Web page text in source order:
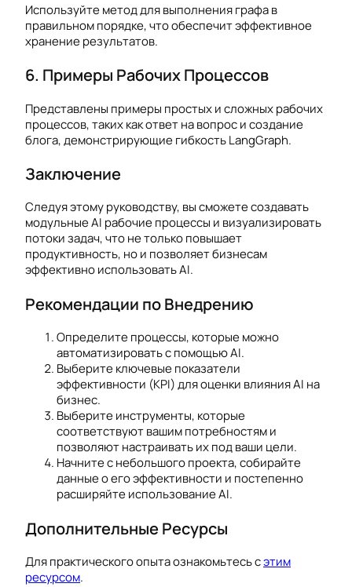
Используйте метод для выполнения графа в
правильном порядке, что обеспечит эффективное
хранение результатов.
6. Примеры Рабочих Процессов
Представлены примеры простых и сложных рабочих
процессов, таких как ответ на вопрос и создание
блога, демонстрирующие гибкость LangGraph.
Заключение
Следуя этому руководству, вы сможете создавать
модульные AI рабочие процессы и визуализировать
потоки задач, что не только повышает
продуктивность, но и позволяет бизнесам
эффективно использовать AI.
Рекомендации по Внедрению
Определите процессы, которые можно
автоматизировать с помощью AI.
Выберите ключевые показатели
эффективности (KPI) для оценки влияния AI на
бизнес.
Выберите инструменты, которые
соответствуют вашим потребностям и
позволяют настраивать их под ваши цели.
Начните с небольшого проекта, собирайте
данные о его эффективности и постепенно
расширяйте использование AI.
Дополнительные Ресурсы
Для практического опыта ознакомьтесь сэтим
ресурсом.